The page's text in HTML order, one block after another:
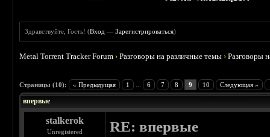
Здравствуйте, Гость! (Вход —Зарегистрироваться)
Metal Torrent Tracker Forum ›Разговоры на различные темы ›Разговоры
Страницы (10): « Предыдущая 1 6 7 8 9 10 Следующая »
впервые
stalkerok
Unregistered RE: впервые